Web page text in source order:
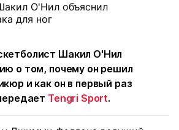
Шакил О'Нил
о том, почему он решил
и как он в первый раз
Tengri Sport.